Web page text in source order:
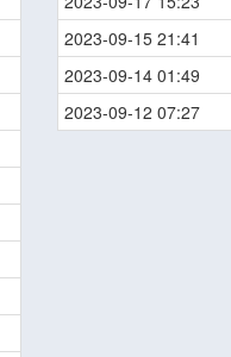
2023-09-15 21:41
2023-09-14 01:49
2023-09-12 07:27